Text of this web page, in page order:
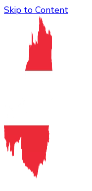
Skip to Content